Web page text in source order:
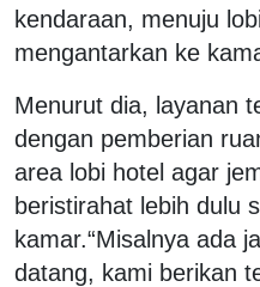
kendaraan, menuju
mengantarkan ke
Menurut dia, layanan
dengan pemberian
area lobi hotel agar
beristirahat lebih dulu
kamar.“Misalnya ada
datang, kami berikan